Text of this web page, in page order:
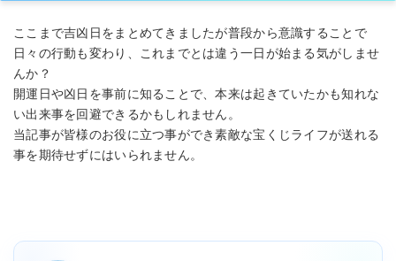
ここまで吉凶日をまとめてきましたが普段から意識することで
日々の行動も変わり、これまでとは違う一日が始まる気がしませ
んか？
開運日や凶日を事前に知ることで、本来は起きていたかも知れな
い出来事を回避できるかもしれません。
当記事が皆様のお役に立つ事ができ素敵な宝くじライフが送れる
事を期待せずにはいられません。